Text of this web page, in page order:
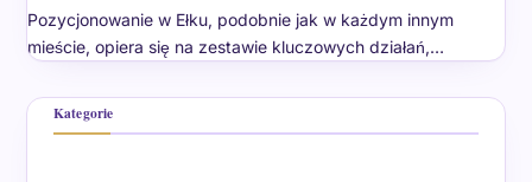
Pozycjonowanie w Ełku, podobnie jak w każdym innym
mieście, opiera się na zestawie kluczowych działań,…
Kategorie